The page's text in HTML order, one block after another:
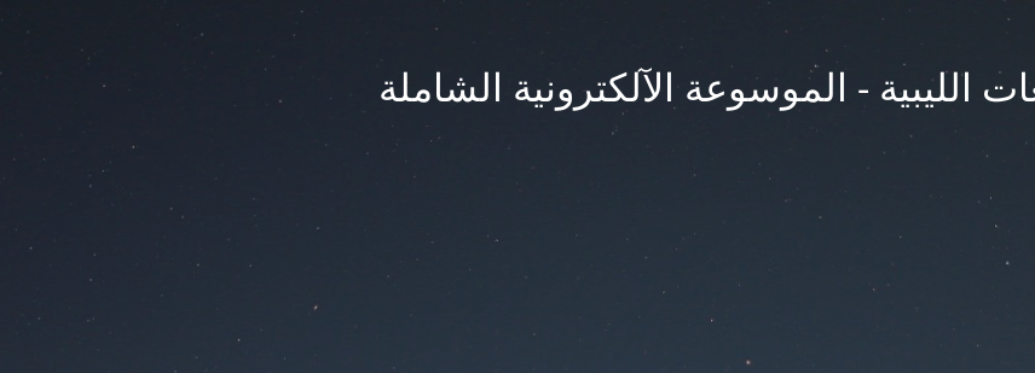
الليبية - الموسوعة الآلكترونية الشاملة